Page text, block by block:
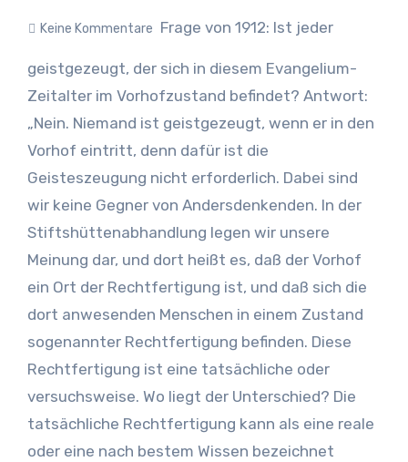
Keine Kommentare Frage von 1912: Ist jeder
geistgezeugt, der sich in diesem Evangelium-
Zeitalter im Vorhofzustand befindet? Antwort:
„Nein. Niemand ist geistgezeugt, wenn er in den
Vorhof eintritt, denn dafür ist die
Geisteszeugung nicht erforderlich. Dabei sind
wir keine Gegner von Andersdenkenden. In der
Stiftshüttenabhandlung legen wir unsere
Meinung dar, und dort heißt es, daß der Vorhof
ein Ort der Rechtfertigung ist, und daß sich die
dort anwesenden Menschen in einem Zustand
sogenannter Rechtfertigung befinden. Diese
Rechtfertigung ist eine tatsächliche oder
versuchsweise. Wo liegt der Unterschied? Die
tatsächliche Rechtfertigung kann als eine reale
oder eine nach bestem Wissen bezeichnet